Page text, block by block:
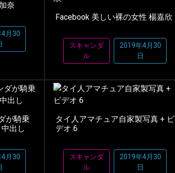
奈
月30
Facebook 美しい裸の女性 楊嘉欣
スキャンダ
ル
2019年4月30
日
が騎乗
出し
月30
タイ人アマチュア自家製写真 + ビ
デオ 6
スキャンダ
ル
2019年4月30
日